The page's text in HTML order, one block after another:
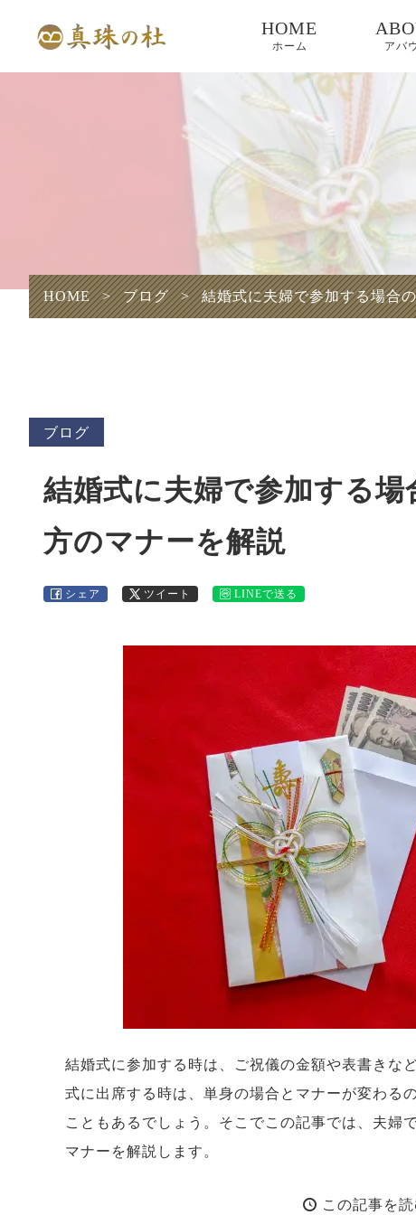
HOME
ホーム アバ
HOME > ブログ > 結婚式に夫婦で参加する場合
ブログ
結婚式に夫婦で参加する
方のマナーを解説
シェア ツイート LINEで送る
結婚式に参加する時は、ご祝儀の金額や表書きな
式に出席する時は、単身の場合とマナーが変わる
こともあるでしょう。そこでこの記事では、夫婦
マナーを解説します。
この記事を